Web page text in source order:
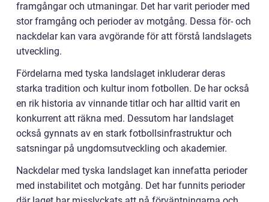
framgångar och utmaningar. Det har varit perioder med
stor framgång och perioder av motgång. Dessa för- och
nackdelar kan vara avgörande för att förstå landslagets
utveckling.
Fördelarna med tyska landslaget inkluderar deras
starka tradition och kultur inom fotbollen. De har också
en rik historia av vinnande titlar och har alltid varit en
konkurrent att räkna med. Dessutom har landslaget
också gynnats av en stark fotbollsinfrastruktur och
satsningar på ungdomsutveckling och akademier.
Nackdelar med tyska landslaget kan innefatta perioder
med instabilitet och motgång. Det har funnits perioder